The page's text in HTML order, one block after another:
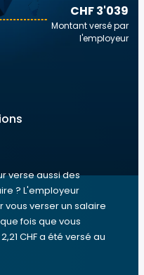
CHF 3'039
Montant versé par
l'employeur
verse aussi des
? L'employeur
vous verser un salaire
fois que vous
CHF a été versé au